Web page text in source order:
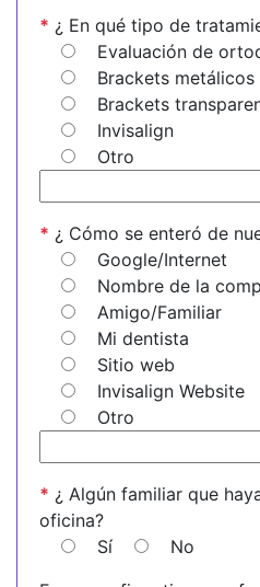
* ¿ En qué tipo de
Evaluación de
Brackets metálicos
Brackets
Invisalign
Otro
* ¿ Cómo se enteró de
Google/Internet
Nombre de la
Amigo/Familiar
Mi dentista
Sitio web
Invisalign Website
Otro
* ¿ Algún familiar que
oficina?
Sí
No